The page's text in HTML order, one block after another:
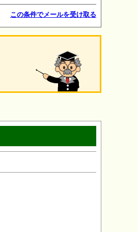
この条件でメールを受け取る